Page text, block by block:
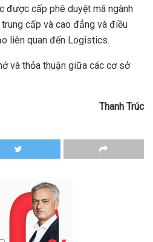
được cấp phê duyệt mã ngành
cấp và cao đẳng và điều
liên quan đến Logistics.
và thỏa thuận giữa các cơ sở
Thanh Trúc